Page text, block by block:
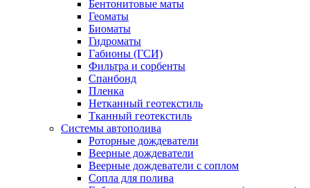
Бентонитовые маты
Геоматы
Биоматы
Гидроматы
Габионы (ГСИ)
Фильтра и сорбенты
Спанбонд
Пленка
Нетканный геотекстиль
Тканный геотекстиль
Системы автополива
Роторные дождеватели
Веерные дождеватели
Веерные дождеватели с соплом
Сопла для полива